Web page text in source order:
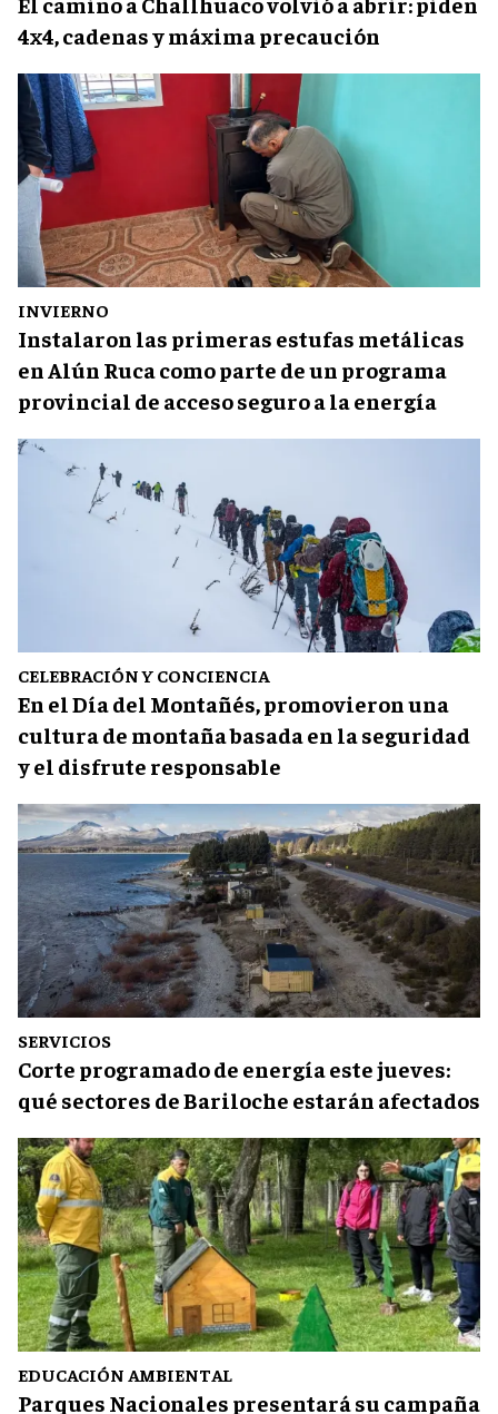
4x4, cadenas y máxima precaución
INVIERNO
Instalaron las primeras estufas metálicas
en Alún Ruca como parte de un programa
provincial de acceso seguro a la energía
CELEBRACIÓN Y CONCIENCIA
En el Día del Montañés, promovieron una
cultura de montaña basada en la seguridad
y el disfrute responsable
SERVICIOS
Corte programado de energía este jueves:
qué sectores de Bariloche estarán afectados
EDUCACIÓN AMBIENTAL
Parques Nacionales presentará su campaña